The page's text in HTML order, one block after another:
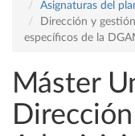
Asignaturas del
Dirección y
específicos de la
Máster